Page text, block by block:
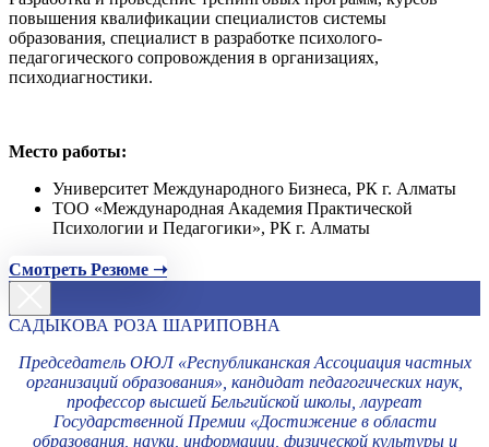
повышения квалификации специалистов системы
образования, специалист в разработке психолого-
педагогического сопровождения в организациях,
психодиагностики.
Место работы:
Университет Международного Бизнеса, РК г. Алматы
ТОО «Международная Академия Практической
Психологии и Педагогики», РК г. Алматы
Смотреть Резюме ➝
САДЫКОВА РОЗА ШАРИПОВНА
Председатель ОЮЛ «Республиканская Ассоциация частных
организаций образования», кандидат педагогических наук,
профессор высшей Бельгийской школы, лауреат
Государственной Премии «Достижение в области
образования, науки, информации, физической культуры и